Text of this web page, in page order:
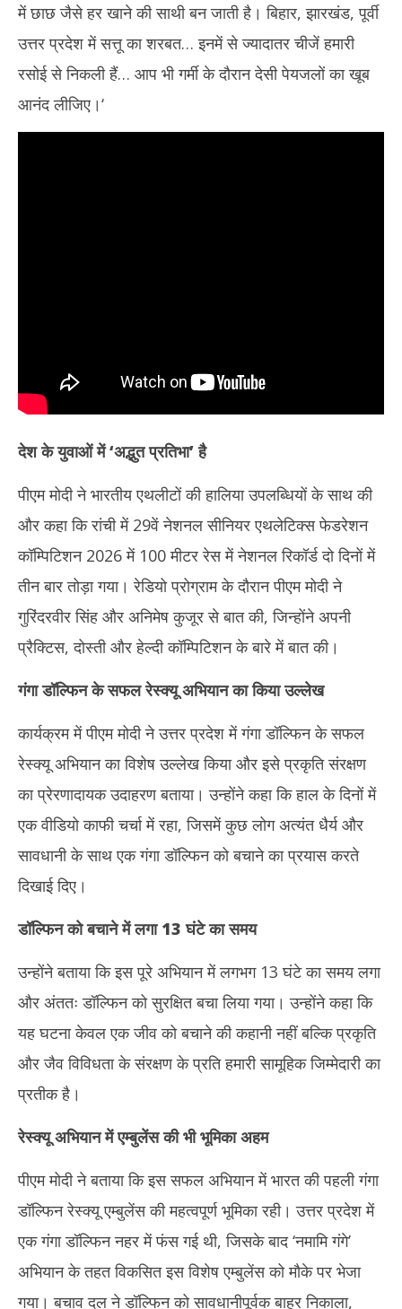
में छाछ जैसे हर खाने की साथी बन जाती है। बिहार, झारखंड, पूर्वी
उत्तर प्रदेश में सत्तू का शरबत… इनमें से ज्यादातर चीजें हमारी
रसोई से निकली हैं… आप भी गर्मी के दौरान देसी पेयजलों का खूब
आनंद लीजिए।‘
देश के युवाओं में ‘अद्भुत प्रतिभा’ है
पीएम मोदी ने भारतीय एथलीटों की हालिया उपलब्धियों के साथ की
और कहा कि रांची में 29वें नेशनल सीनियर एथलेटिक्स फेडरेशन
कॉम्पिटिशन 2026 में 100 मीटर रेस में नेशनल रिकॉर्ड दो दिनों में
तीन बार तोड़ा गया। रेडियो प्रोग्राम के दौरान पीएम मोदी ने
गुरिंदरवीर सिंह और अनिमेष कुजूर से बात की, जिन्होंने अपनी
प्रैक्टिस, दोस्ती और हेल्दी कॉम्पिटिशन के बारे में बात की।
गंगा डॉल्फिन के सफल रेस्क्यू अभियान का किया उल्लेख
कार्यक्रम में पीएम मोदी ने उत्तर प्रदेश में गंगा डॉल्फिन के सफल
रेस्क्यू अभियान का विशेष उल्लेख किया और इसे प्रकृति संरक्षण
का प्रेरणादायक उदाहरण बताया। उन्होंने कहा कि हाल के दिनों में
एक वीडियो काफी चर्चा में रहा, जिसमें कुछ लोग अत्यंत धैर्य और
सावधानी के साथ एक गंगा डॉल्फिन को बचाने का प्रयास करते
दिखाई दिए।
डॉल्फिन को बचाने में लगा 13 घंटे का समय
उन्होंने बताया कि इस पूरे अभियान में लगभग 13 घंटे का समय लगा
और अंततः डॉल्फिन को सुरक्षित बचा लिया गया। उन्होंने कहा कि
यह घटना केवल एक जीव को बचाने की कहानी नहीं बल्कि प्रकृति
और जैव विविधता के संरक्षण के प्रति हमारी सामूहिक जिम्मेदारी का
प्रतीक है।
रेस्क्यू अभियान में एम्बुलेंस की भी भूमिका अहम
पीएम मोदी ने बताया कि इस सफल अभियान में भारत की पहली गंगा
डॉल्फिन रेस्क्यू एम्बुलेंस की महत्वपूर्ण भूमिका रही। उत्तर प्रदेश में
एक गंगा डॉल्फिन नहर में फंस गई थी, जिसके बाद ‘नमामि गंगे’
अभियान के तहत विकसित इस विशेष एम्बुलेंस को मौके पर भेजा
गया। बचाव दल ने डॉल्फिन को सावधानीपूर्वक बाहर निकाला,